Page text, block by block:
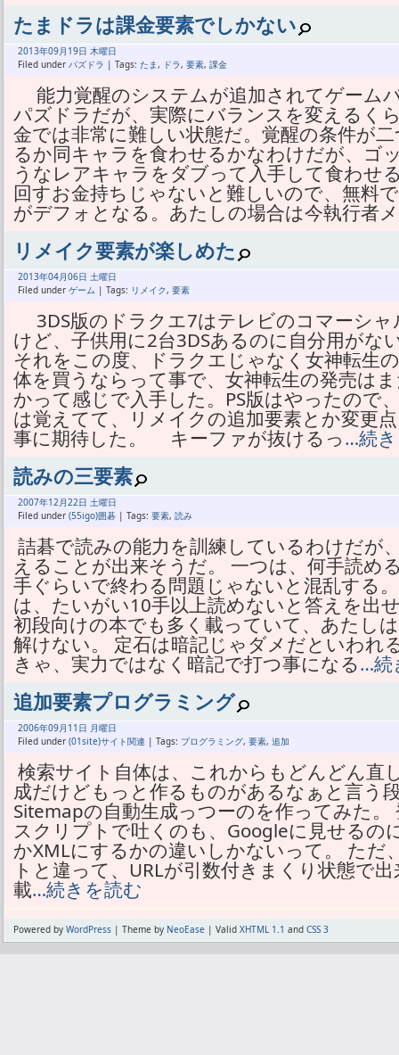
たまドラは課金要素でしかない
2013年09月 19日 木曜日
Filed under パズドラ | Tags: たま, ドラ, 要素, 課金
能力覚醒のシステムが追加されてゲーム
パズドラだが、実際にバランスを変えるく
金では非常に難しい状態だ。覚醒の条件が
るか同キャラを食わせるかなわけだが、ゴ
うなレアキャラをダブって入手して食わせ
回すお金持ちじゃないと難しいので、無料
がデフォとなる。あたしの場合は今執行者
リメイク要素が楽しめた
2013年04月06日 土曜日
Filed under ゲーム | Tags: リメイク, 要素
3DS版のドラクエ7はテレビのコマーシ
けど、子供用に2台3DSあるのに自分用がな
それをこの度、ドラクエじゃなく女神転生
体を買うならって事で、女神転生の発売は
かって感じで入手した。PS版はやったので
は覚えてて、リメイクの追加要素とか変更
事に期待した。 キーファが抜けるっ…続
読みの三要素
2007年12月22日 土曜日
Filed under (55igo)囲碁 | Tags: 要素, 読み
詰碁で読みの能力を訓練しているわけだが
えることが出来そうだ。 一つは、何手読め
手ぐらいで終わる問題じゃないと混乱する
は、たいがい10手以上読めないと答えを出
初段向けの本でも多く載っていて、あたし
解けない。 定石は暗記じゃダメだといわれ
きゃ、実力ではなく暗記で打つ事になる…続
追加要素プログラミング
2006年09月 11日 月曜日
Filed under (01site)サイト関連 | Tags: プログラミング, 要素, 追加
検索サイト自体は、これからもどんどん直
成だけどもっと作るものがあるなぁと言う
Sitemapの自動生成っつーのを作ってみた
スクリプトで吐くのも、Googleに見せるの
かXMLにするかの違いしかないって。 ただ
トと違って、URLが引数付きまくり状態で
載…続きを読む
Powered by WordPress | Theme by NeoEase | Valid XHTML 1.1 and CSS 3